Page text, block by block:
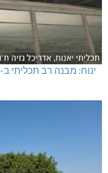
ינוח: מבנה רב תכליתי ב-120 מלש"ח